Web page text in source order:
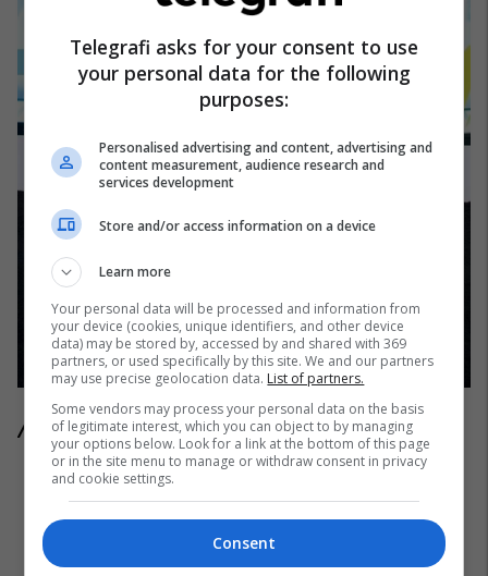
/Telegrafi/
Telegrafi asks for your consent to use
your personal data for the following
purposes:
Personalised advertising and content, advertising and
content measurement, audience research and
services development
Store and/or access information on a device
Learn more
Your personal data will be processed and information from
your device (cookies, unique identifiers, and other device
data) may be stored by, accessed by and shared with 369
partners, or used specifically by this site. We and our partners
may use precise geolocation data. List of partners.
Some vendors may process your personal data on the basis
of legitimate interest, which you can object to by managing
your options below. Look for a link at the bottom of this page
or in the site menu to manage or withdraw consent in privacy
and cookie settings.
Consent